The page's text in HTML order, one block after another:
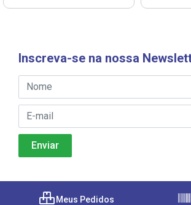
Inscreva-se na nossa
Meus Pedidos